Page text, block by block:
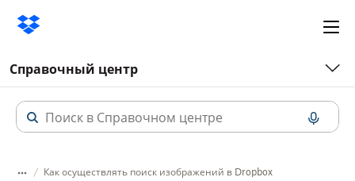
Справочный центр
Как осуществлять поиск изображений в Dropbox